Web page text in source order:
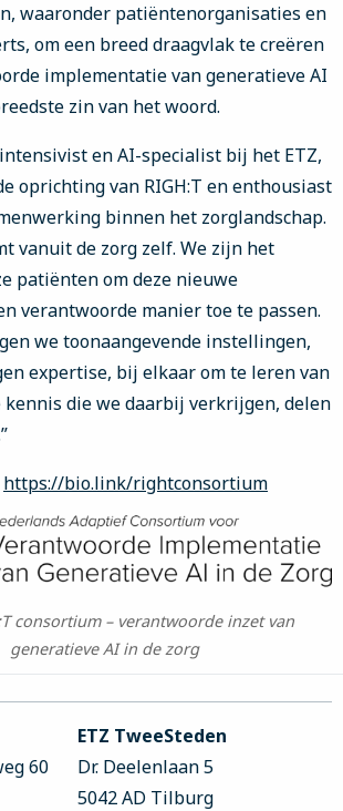
waaronder patiëntenorganisaties en
om een breed draagvlak te creëren
implementatie van generatieve AI
zin van het woord.
en AI-specialist bij het ETZ,
oprichting van RIGH:T en enthousiast
binnen het zorglandschap.
vanuit de zorg zelf. We zijn het
patiënten om deze nieuwe
verantwoorde manier toe te passen.
we toonaangevende instellingen,
expertise, bij elkaar om te leren van
kennis die we daarbij verkrijgen, delen
https://bio.link/rightconsortium
consortium – verantwoorde inzet van
generatieve AI in de zorg
60
ETZ TweeSteden
Dr. Deelenlaan 5
5042 AD Tilburg